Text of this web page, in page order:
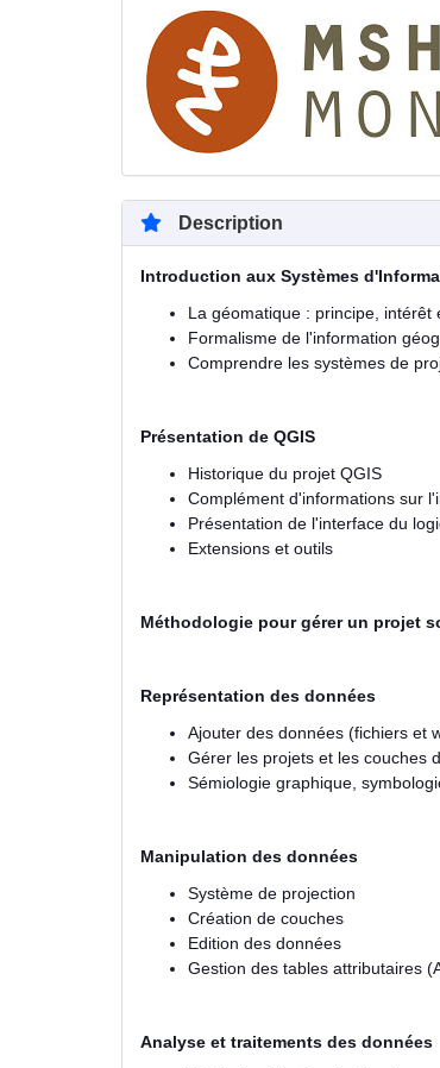
Description
Introduction aux Systèmes
La géomatique : principe, intérêt
Formalisme de l'information
Comprendre les systèmes de
Présentation de QGIS
Historique du projet QGIS
Complément d'informations sur
Présentation de l'interface du
Extensions et outils
Méthodologie pour gérer un projet
Représentation des données
Ajouter des données (fichiers et
Gérer les projets et les couches
Sémiologie graphique,
Manipulation des données
Système de projection
Création de couches
Edition des données
Gestion des tables attributaires
Analyse et traitements des données